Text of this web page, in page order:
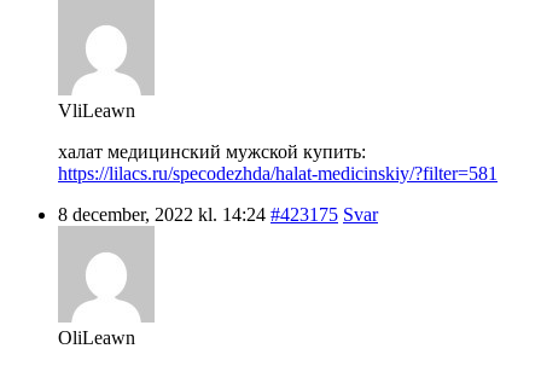
VliLeawn
халат медицинский мужской купить:
https://lilacs.ru/specodezhda/halat-medicinskiy/?filter=581
8 december, 2022 kl. 14:24 #423175 Svar
OliLeawn